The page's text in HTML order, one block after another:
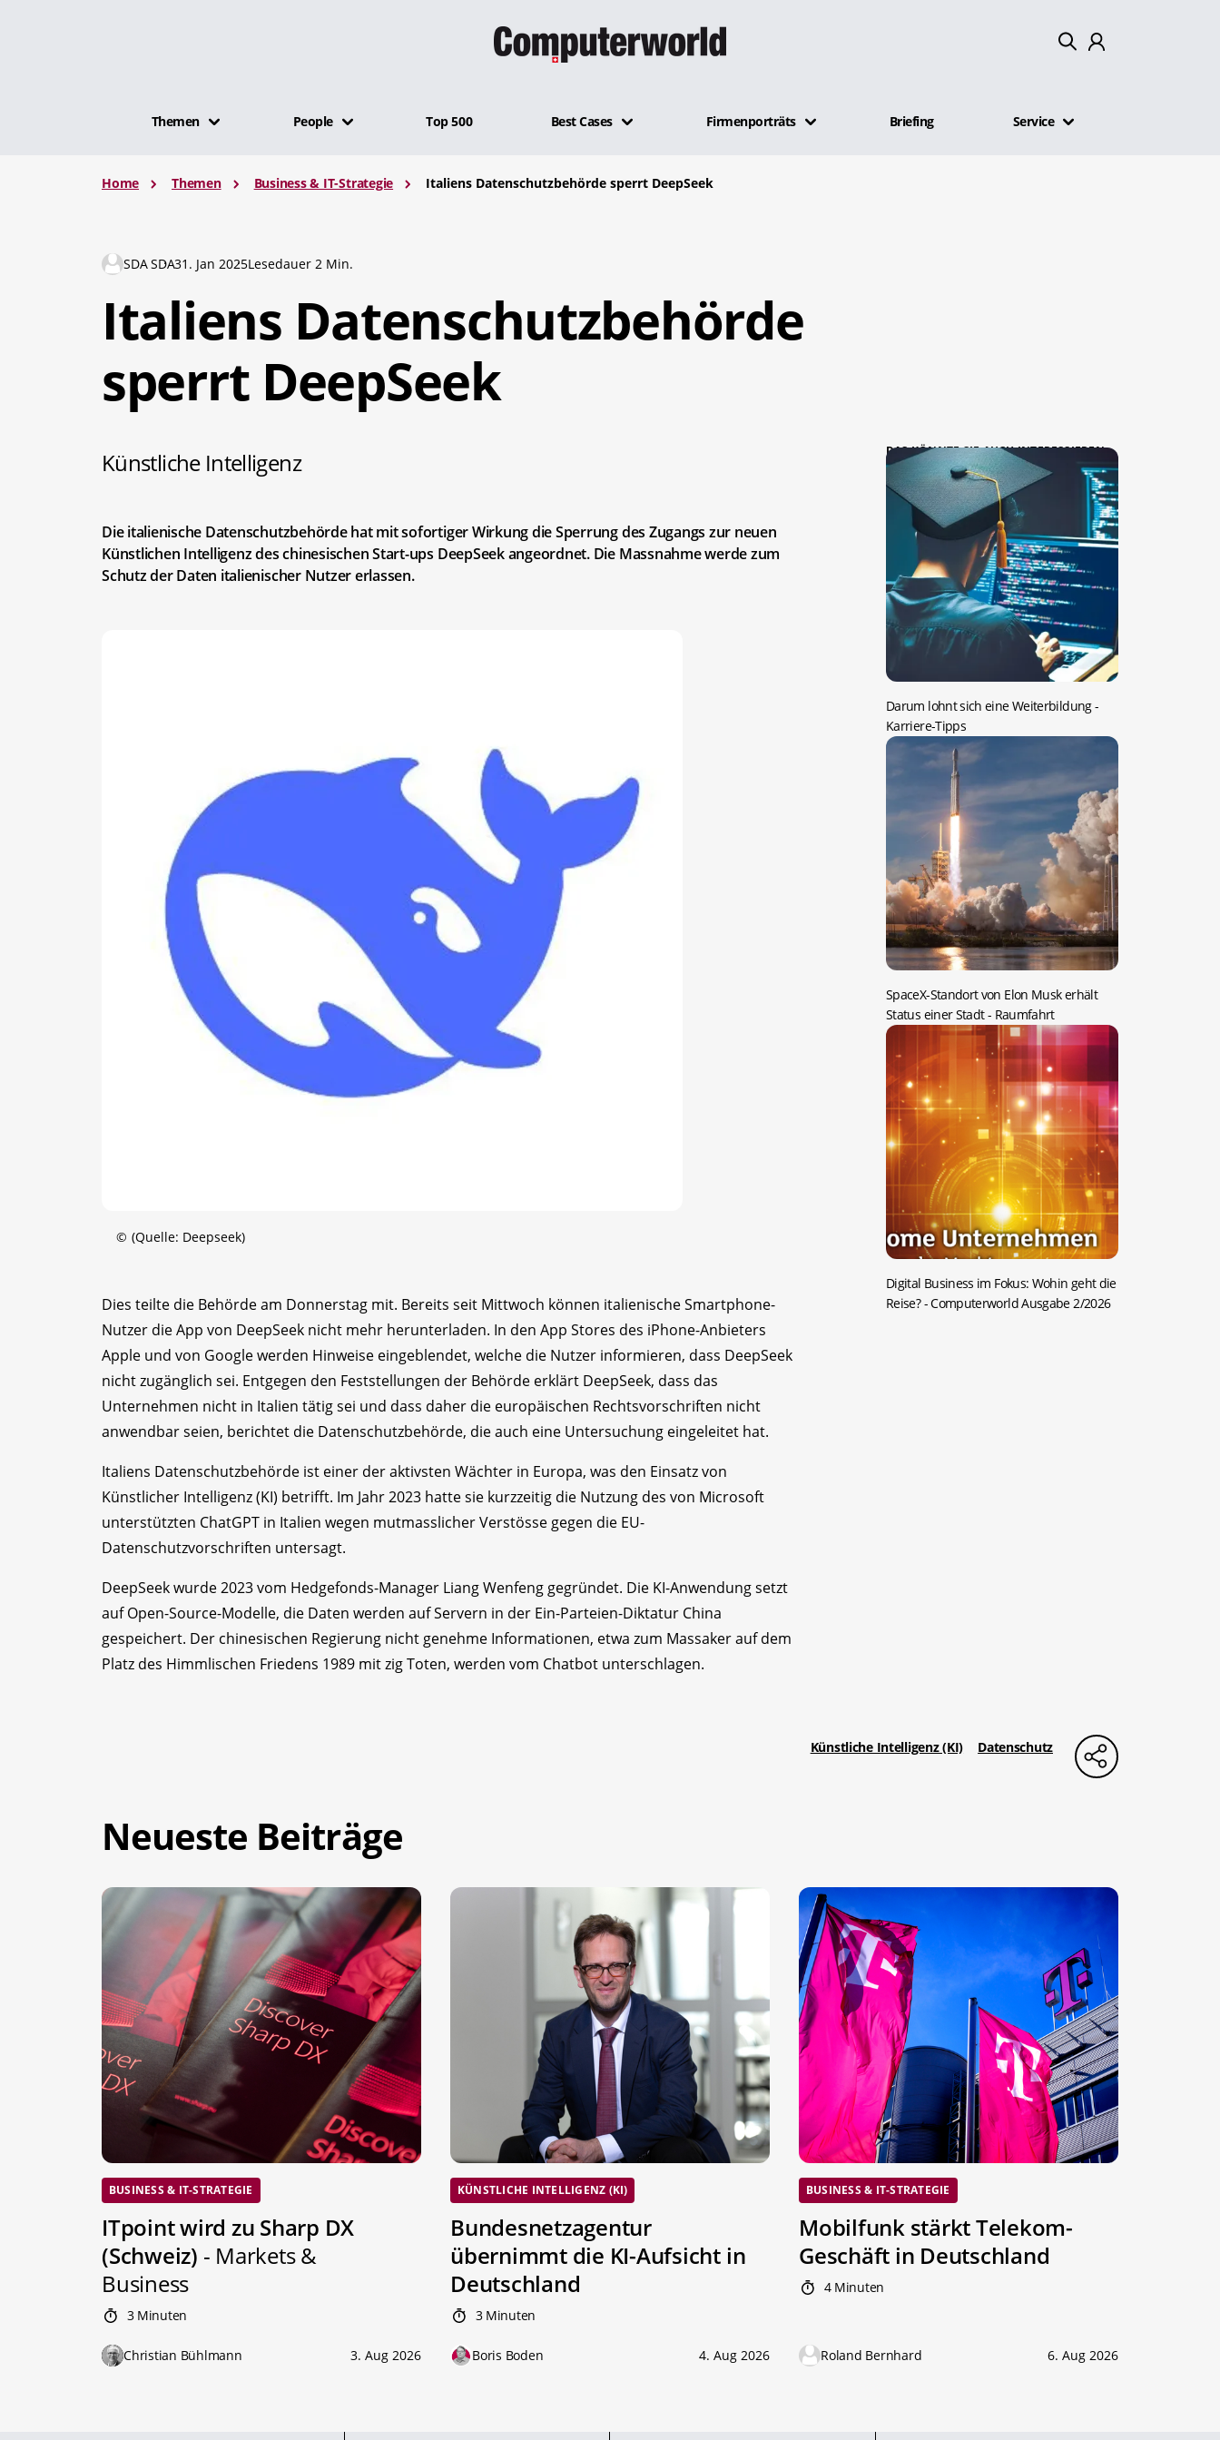
Themen People Top 500 Best Cases Firmenporträts Briefing Service
Home Themen Business & IT-Strategie Italiens Datenschutzbehörde sperrt DeepSeek
SDA SDA31. Jan 2025Lesedauer 2 Min.
Italiens Datenschutzbehörde
sperrt DeepSeek
Künstliche Intelligenz
Die italienische Datenschutzbehörde hat mit sofortiger Wirkung die Sperrung des Zugangs zur neuen
Künstlichen Intelligenz des chinesischen Start-ups DeepSeek angeordnet. Die Massnahme werde zum
Schutz der Daten italienischer Nutzer erlassen.
© (Quelle: Deepseek)
Dies teilte die Behörde am Donnerstag mit. Bereits seit Mittwoch können italienische Smartphone-
Nutzer die App von DeepSeek nicht mehr herunterladen. In den App Stores des iPhone-Anbieters
Apple und von Google werden Hinweise eingeblendet, welche die Nutzer informieren, dass DeepSeek
nicht zugänglich sei. Entgegen den Feststellungen der Behörde erklärt DeepSeek, dass das
Unternehmen nicht in Italien tätig sei und dass daher die europäischen Rechtsvorschriften nicht
anwendbar seien, berichtet die Datenschutzbehörde, die auch eine Untersuchung eingeleitet hat.
Italiens Datenschutzbehörde ist einer der aktivsten Wächter in Europa, was den Einsatz von
Künstlicher Intelligenz (KI) betrifft. Im Jahr 2023 hatte sie kurzzeitig die Nutzung des von Microsoft
unterstützten ChatGPT in Italien wegen mutmasslicher Verstösse gegen die EU-
Datenschutzvorschriften untersagt.
DeepSeek wurde 2023 vom Hedgefonds-Manager Liang Wenfeng gegründet. Die KI-Anwendung setzt
auf Open-Source-Modelle, die Daten werden auf Servern in der Ein-Parteien-Diktatur China
gespeichert. Der chinesischen Regierung nicht genehme Informationen, etwa zum Massaker auf dem
Platz des Himmlischen Friedens 1989 mit zig Toten, werden vom Chatbot unterschlagen.
DAS KÖNNTE SIE AUCH INTERESSIEREN:
Darum lohnt sich eine Weiterbildung-
Karriere-Tipps
SpaceX-Standort von Elon Musk erhält
Status einer Stadt- Raumfahrt
Digital Business im Fokus: Wohin geht die
Reise?- Computerworld Ausgabe 2/2026
Künstliche Intelligenz (KI) Datenschutz
Neueste Beiträge
BUSINESS & IT-STRATEGIE
ITpoint wird zu Sharp DX
(Schweiz) - Markets &
Business
3 Minuten
Christian Bühlmann 3. Aug 2026
KÜNSTLICHE INTELLIGENZ (KI)
Bundesnetzagentur
übernimmt die KI-Aufsicht in
Deutschland
3 Minuten
Boris Boden 4. Aug 2026
BUSINESS & IT-STRATEGIE
Mobilfunk stärkt Telekom-
Geschäft in Deutschland
4 Minuten
Roland Bernhard 6. Aug 2026